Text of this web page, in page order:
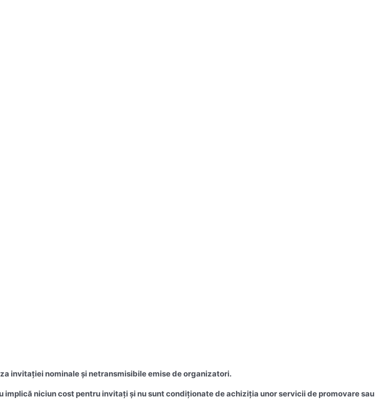
invitației nominale și netransmisibile emise de organizatori.
niciun cost pentru invitați și nu sunt condiționate de achiziția unor servicii de promovare sau